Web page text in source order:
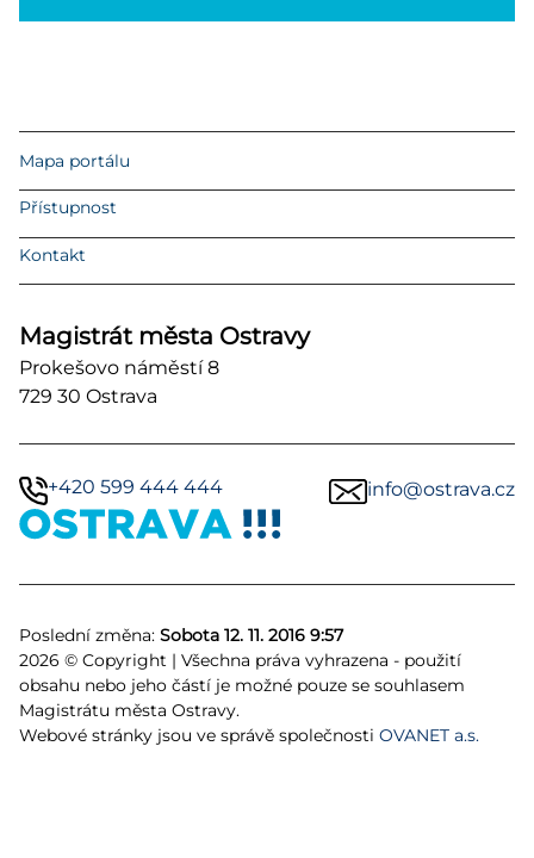
Mapa portálu
Přístupnost
Kontakt
Magistrát města Ostravy
Prokešovo náměstí 8
729 30 Ostrava
+420 599 444 444 info@ostrava.cz
Poslední změna: Sobota 12. 11. 2016 9:57
2026 © Copyright | Všechna práva vyhrazena - použití
obsahu nebo jeho částí je možné pouze se souhlasem
Magistrátu města Ostravy.
Webové stránky jsou ve správě společnosti OVANET a.s.